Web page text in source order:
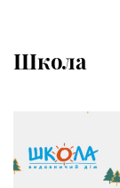
Школа